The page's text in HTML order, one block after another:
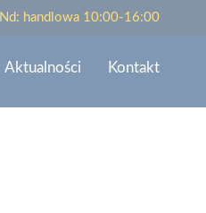
Nd: handlowa 10:00-16:00
Aktualności Kontakt